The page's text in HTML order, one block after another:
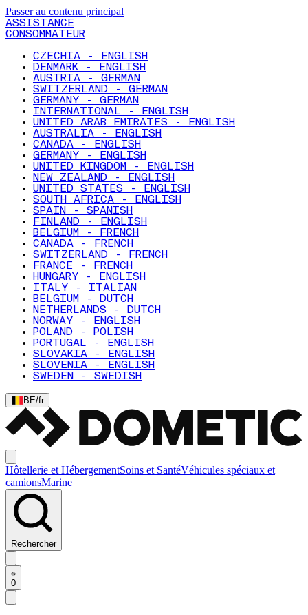
Passer au contenu principal
ASSISTANCE
CONSOMMATEUR
CZECHIA - ENGLISH
DENMARK - ENGLISH
AUSTRIA - GERMAN
SWITZERLAND - GERMAN
GERMANY - GERMAN
INTERNATIONAL - ENGLISH
UNITED ARAB EMIRATES - ENGLISH
AUSTRALIA - ENGLISH
CANADA - ENGLISH
GERMANY - ENGLISH
UNITED KINGDOM - ENGLISH
NEW ZEALAND - ENGLISH
UNITED STATES - ENGLISH
SOUTH AFRICA - ENGLISH
SPAIN - SPANISH
FINLAND - ENGLISH
BELGIUM - FRENCH
CANADA - FRENCH
SWITZERLAND - FRENCH
FRANCE - FRENCH
HUNGARY - ENGLISH
ITALY - ITALIAN
BELGIUM - DUTCH
NETHERLANDS - DUTCH
NORWAY - ENGLISH
POLAND - POLISH
PORTUGAL - ENGLISH
SLOVAKIA - ENGLISH
SLOVENIA - ENGLISH
SWEDEN - SWEDISH
BE/fr
Hôtellerie et HébergementSoins et SantéVéhicules spéciaux et
camionsMarine
Rechercher
0